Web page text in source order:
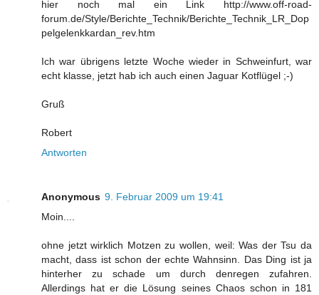
hier noch mal ein Link http://www.off-road-
forum.de/Style/Berichte_Technik/Berichte_Technik_LR_Dop
pelgelenkkardan_rev.htm
Ich war übrigens letzte Woche wieder in Schweinfurt, war
echt klasse, jetzt hab ich auch einen Jaguar Kotflügel ;-)
Gruß
Robert
Antworten
Anonymous 9. Februar 2009 um 19:41
Moin....
ohne jetzt wirklich Motzen zu wollen, weil: Was der Tsu da
macht, dass ist schon der echte Wahnsinn. Das Ding ist ja
hinterher zu schade um durch denregen zufahren.
Allerdings hat er die Lösung seines Chaos schon in 181